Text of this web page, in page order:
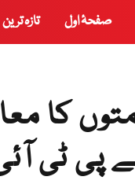
صفحۂ اول تازہ ترین
کا
ٹی